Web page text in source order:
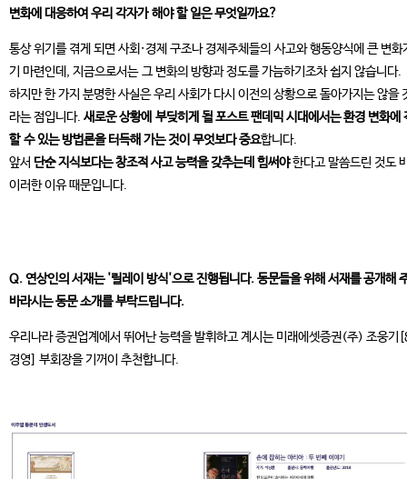
변화에 대응하여 우리 각자가 해야 할 일은 무엇일까요?
통상 위기를 겪게 되면 사회·경제 구조나 경제주체들의 사고와 행동양식에 큰 변화
기 마련인데, 지금으로서는 그 변화의 방향과 정도를 가늠하기조차 쉽지 않습니다.
하지만 한 가지 분명한 사실은 우리 사회가 다시 이전의 상황으로 돌아가지는 않을
라는 점입니다. 새로운 상황에 부딪히게 될 포스트 팬데믹 시대에서는 환경 변화에
할 수 있는 방법론을 터득해 가는 것이 무엇보다 중요합니다.
앞서 단순 지식보다는 창조적 사고 능력을 갖추는데 힘써야한다고 말씀드린 것도
이러한 이유 때문입니다.
Q. 연상인의 서재는 '릴레이 방식'으로 진행됩니다. 동문들을 위해 서재를 공개해
바라시는 동문 소개를 부탁드립니다.
우리나라 증권업계에서 뛰어난 능력을 발휘하고 계시는 미래에셋증권(주) 조웅기
경영] 부회장을 기꺼이 추천합니다.